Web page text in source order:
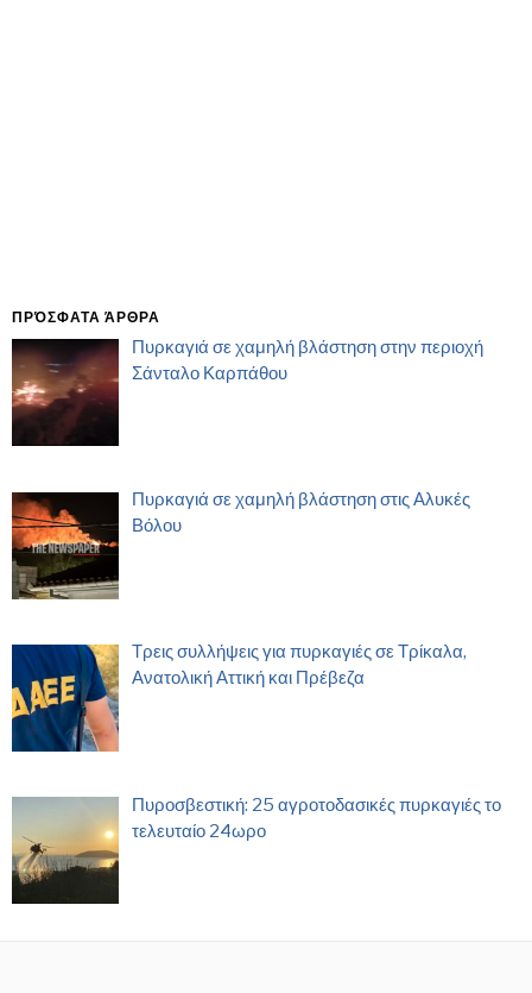
ΠΡΌΣΦΑΤΑ ΆΡΘΡΑ
Πυρκαγιά σε χαμηλή βλάστηση στην περιοχή
Σάνταλο Καρπάθου
Πυρκαγιά σε χαμηλή βλάστηση στις Αλυκές
Βόλου
Τρεις συλλήψεις για πυρκαγιές σε Τρίκαλα,
Ανατολική Αττική και Πρέβεζα
Πυροσβεστική: 25 αγροτοδασικές πυρκαγιές το
τελευταίο 24ωρο